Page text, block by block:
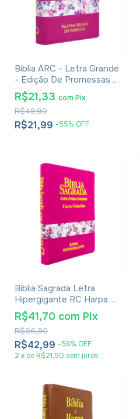
Bíblia ARC - Letra Grande
- Edição De Promessas -
Palavras De Jesus Em
Vermelho - Harpa - Capa
Zíper Tricolor Pink
R$21,99 -55% OFF
R$48,90
R$21,33 comPix
Bíblia Sagrada Letra
Hipergigante RC Harpa E
Corinhos Capa Zíper Pink
R$42,99 -56% OFF
R$96,90
R$41,70 com Pix
2 x de R$21,50 sem juros